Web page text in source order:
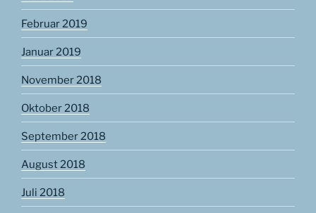
Februar 2019
Januar 2019
November 2018
Oktober 2018
September 2018
August 2018
Juli 2018